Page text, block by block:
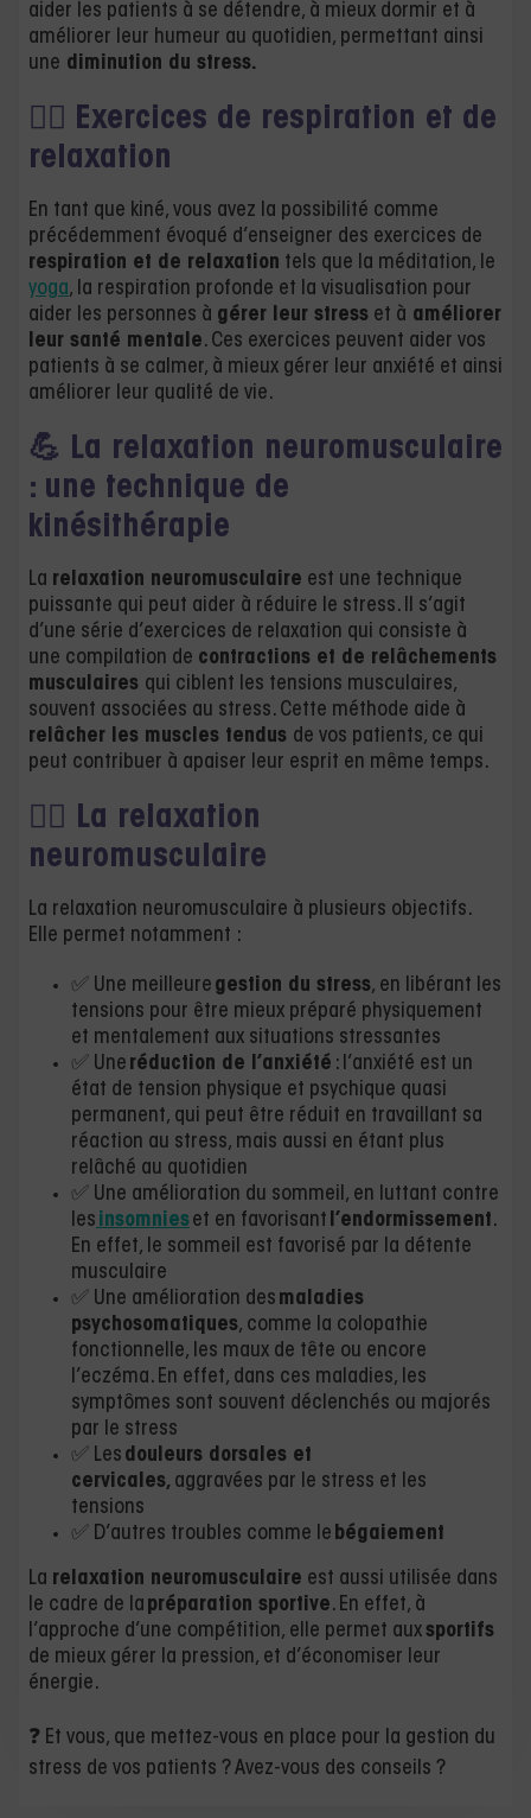
aider les patients à se détendre, à mieux dormir et à
améliorer leur humeur au quotidien, permettant ainsi
une diminution du stress.
💆‍♀️ Exercices de respiration et de
relaxation
En tant que kiné, vous avez la possibilité comme
précédemment évoqué d’enseigner des exercices de
respiration et de relaxation tels que la méditation, le
yoga, la respiration profonde et la visualisation pour
aider les personnes à gérer leur stress et à améliorer
leur santé mentale. Ces exercices peuvent aider vos
patients à se calmer, à mieux gérer leur anxiété et ainsi
améliorer leur qualité de vie.
💪 La relaxation neuromusculaire
: une technique de
kinésithérapie
La relaxation neuromusculaire est une technique
puissante qui peut aider à réduire le stress. Il s’agit
d’une série d’exercices de relaxation qui consiste à
une compilation de contractions et de relâchements
musculaires qui ciblent les tensions musculaires,
souvent associées au stress. Cette méthode aide à
relâcher les muscles tendus de vos patients, ce qui
peut contribuer à apaiser leur esprit en même temps.
🧘‍♂️ La relaxation
neuromusculaire
La relaxation neuromusculaire à plusieurs objectifs.
Elle permet notamment :
✅ Une meilleure gestion du stress, en libérant les
tensions pour être mieux préparé physiquement
et mentalement aux situations stressantes
✅ Une réduction de l’anxiété : l’anxiété est un
état de tension physique et psychique quasi
permanent, qui peut être réduit en travaillant sa
réaction au stress, mais aussi en étant plus
relâché au quotidien
✅ Une amélioration du sommeil, en luttant contre
les insomnieset en favorisant l’endormissement.
En effet, le sommeil est favorisé par la détente
musculaire
✅ Une amélioration des maladies
psychosomatiques, comme la colopathie
fonctionnelle, les maux de tête ou encore
l’eczéma. En effet, dans ces maladies, les
symptômes sont souvent déclenchés ou majorés
par le stress
✅ Les douleurs dorsales et
cervicales, aggravées par le stress et les
tensions
✅ D’autres troubles comme le bégaiement
La relaxation neuromusculaire est aussi utilisée dans
le cadre de la préparation sportive. En effet, à
l’approche d’une compétition, elle permet auxsportifs
de mieux gérer la pression, et d’économiser leur
énergie.
❓ Et vous, que mettez-vous en place pour la gestion du
stress de vos patients ? Avez-vous des conseils ?